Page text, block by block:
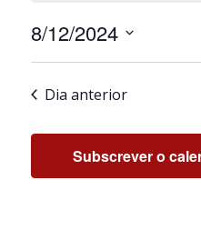
8/12/2024
Selecione
data.
Dia anterior
Subscrever o